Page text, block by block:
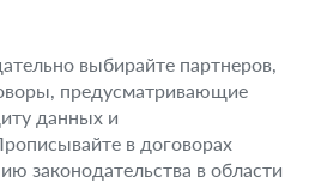
выбирайте партнеров,
предусматривающие
данных и
в договорах
законодательства в области